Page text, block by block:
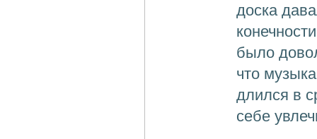
доска
было
что
длился в
себе